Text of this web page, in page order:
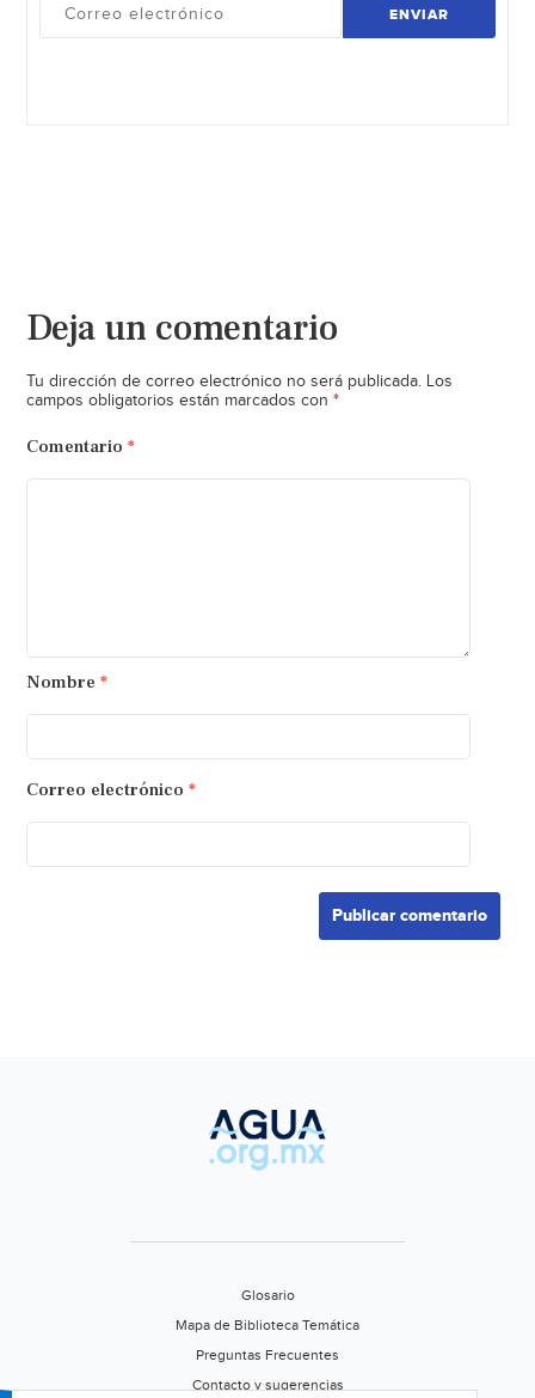
ENVIAR
Deja un comentario
Tu dirección de correo electrónico no será publicada. Los
campos obligatorios están marcados con *
Comentario *
Nombre *
Correo electrónico *
Glosario
Mapa de Biblioteca Temática
Preguntas Frecuentes
Contacto y sugerencias